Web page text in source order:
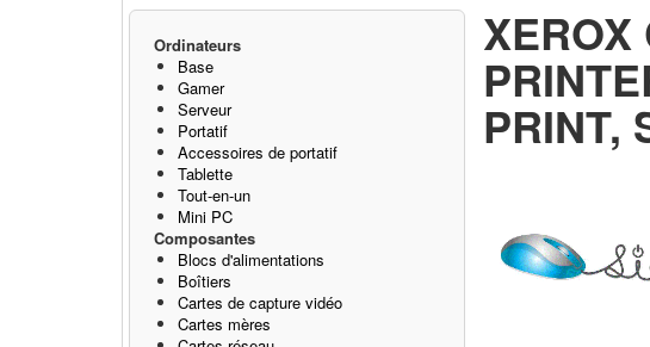
Ordinateurs
Base
Gamer
Serveur
Portatif
Accessoires de portatif
Tablette
Tout-en-un
Mini PC
Composantes
Blocs d'alimentations
Boîtiers
Cartes de capture vidéo
Cartes mères
XEROX
PRINT,